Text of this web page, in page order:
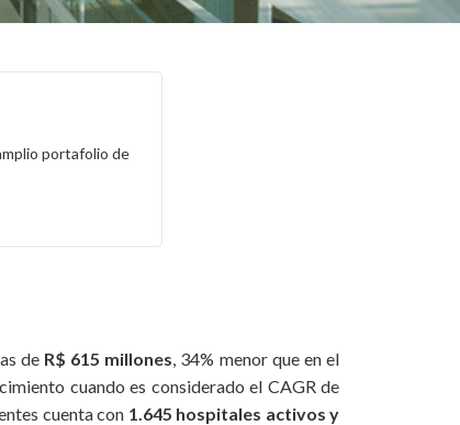
portafolio de
deR$ 615 millones, 34% menor que en el
cuando es considerado el CAGR de
cuenta con 1.645 hospitales activos y